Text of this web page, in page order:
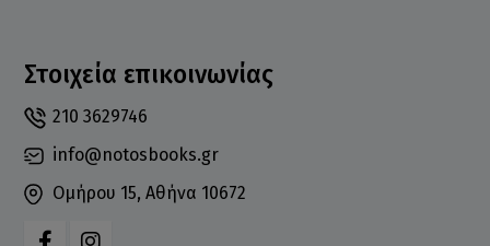
Στοιχεία επικοινωνίας
210 3629746
info@notosbooks.gr
Ομήρου 15, Αθήνα 10672